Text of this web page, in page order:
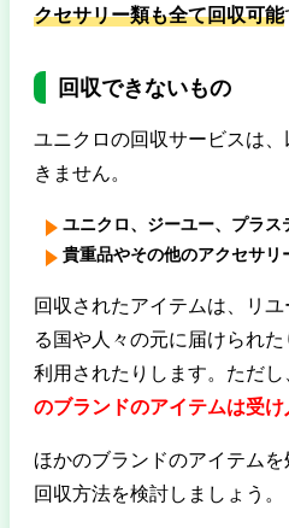
クセサリー類も全て回収可能
回収できないもの
ユニクロの回収サービスは
きません。
ユニクロ、ジーユー、プラ
貴重品やその他のアクセサリ
回収されたアイテムは、リ
る国や人々の元に届けられ
利用されたりします。ただし
のブランドのアイテムは受
ほかのブランドのアイテム
回収方法を検討しましょう。